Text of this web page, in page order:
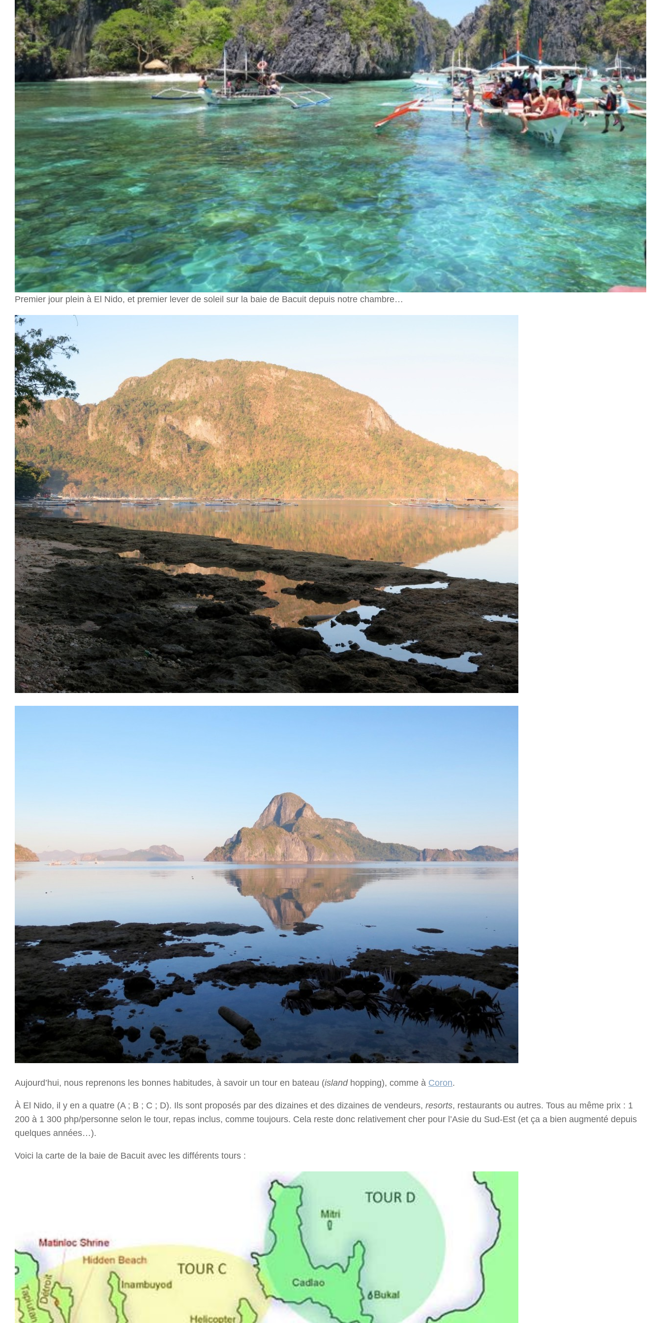
Premier jour plein à El Nido, et premier lever de soleil sur la baie de Bacuit depuis notre chambre…
Aujourd’hui, nous reprenons les bonnes habitudes, à savoir un tour en bateau (island hopping), comme à Coron.
À El Nido, il y en a quatre (A ; B ; C ; D). Ils sont proposés par des dizaines et des dizaines de vendeurs, resorts, restaurants ou autres. Tous au même prix : 1
200 à 1 300 php/personne selon le tour, repas inclus, comme toujours. Cela reste donc relativement cher pour l’Asie du Sud-Est (et ça a bien augmenté depuis
quelques années…).
Voici la carte de la baie de Bacuit avec les différents tours :